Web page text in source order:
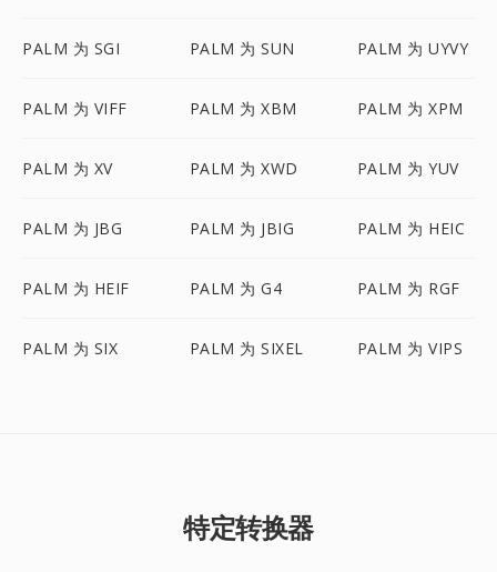
PALM 为 SGI PALM 为 SUN PALM 为 UYVY
PALM 为 VIFF PALM 为 XBM PALM 为 XPM
PALM 为 XV PALM 为 XWD PALM 为 YUV
PALM 为 JBG PALM 为 JBIG PALM 为 HEIC
PALM 为 HEIF PALM 为 G4 PALM 为 RGF
PALM 为 SIX PALM 为 SIXEL PALM 为 VIPS
特定转换器